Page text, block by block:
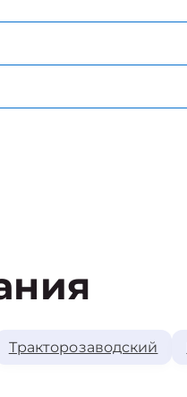
Тракторозаводский